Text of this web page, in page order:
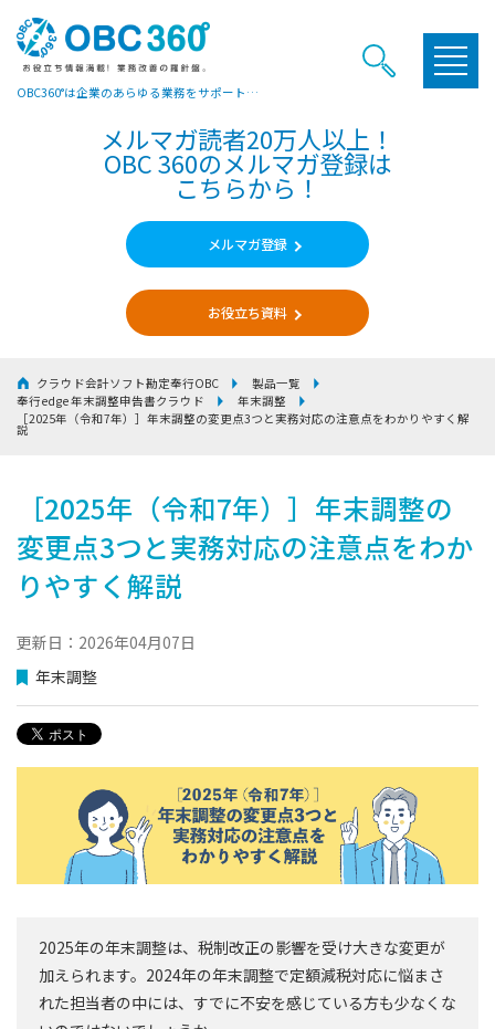
OBC360°は企業のあらゆる業務をサポートするヒントやお役立ち情報をご提供しています
メルマガ読者20万人以上！
OBC 360のメルマガ登録は
こちらから！
メルマガ登録
お役立ち資料
クラウド会計ソフト勘定奉行OBC
製品一覧
奉行edge 年末調整申告書クラウド
年末調整
［2025年（令和7年）］年末調整の変更点3つと実務対応の注意点をわかりやすく解
説
［2025年（令和7年）］年末調整の
変更点3つと実務対応の注意点をわか
りやすく解説
更新日：2026年04月07日
年末調整
2025年の年末調整は、税制改正の影響を受け大きな変更が
加えられます。2024年の年末調整で定額減税対応に悩まさ
れた担当者の中には、すでに不安を感じている方も少なくな